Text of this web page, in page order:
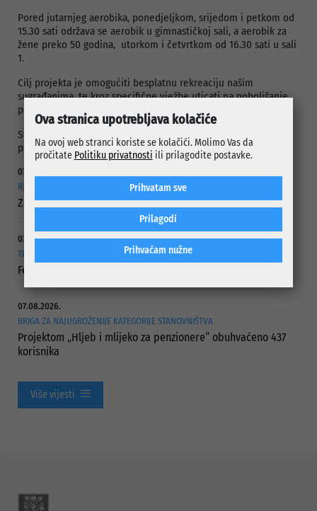
Pored jutarnjeg aerobika, ponedjeljkom, srijedom i petkom od
15.30 sati održava se aerobik u gimnastičkoj sali, a aerobik za
žene preko 50 godina, utorkom i četvrtkom od 16.30 sati u sali
1.
Cilj projekta je omogućiti besplatnu rekreaciju našim
sugrađanima, te kroz specifične vježbe uticati na poboljšanje
psihomotoričkih sposobnosti.
Sve dodatne informacije vezane za projekat, možete dobiti
putem sljedećeg maila:sport@csrsa.ba.
07.08.2026.
RJEŠAVANJE DUGOGODIŠNJEG PROBLEMA PUTNE POVEZANOSTI
Započelo asfaltiranje Ulice Vranica Brijeg
07.08.2026.
TRAJE DO 21. AUGUSTA
Festival bajke za djecu i odrasle
07.08.2026.
BRIGA ZA NAJUGROŽENIJE KATEGORIJE STANOVNIŠTVA
Projektom „Hljeb i mlijeko za penzionere“ obuhvaćeno 437
korisnika
Više vijesti
Ova stranica upotrebljava kolačiće
Na ovoj web stranci koriste se kolačići. Molimo Vas da
pročitate Politiku privatnosti ili prilagodite postavke.
Prihvaćam nužne
Prilagodi
Prihvatam sve